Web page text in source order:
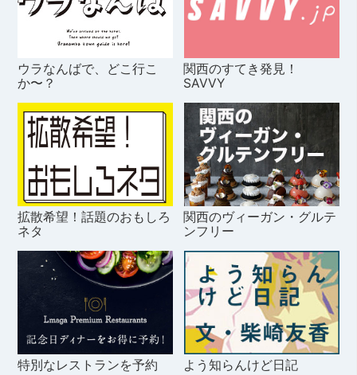
ウラなんばで、どこ行こ
か〜？
関西のすてき発見！
SAVVY
拡散希望！話題のおもしろ
ネタ
関西のヴィーガン・グルテ
ンフリー
特別なレストランを予約 よう知らんけど日記